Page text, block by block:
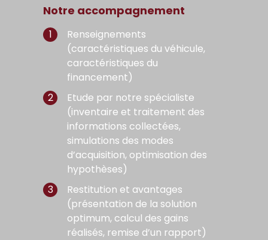
Notre accompagnement
Renseignements
(caractéristiques du véhicule,
caractéristiques du
financement)
Etude par notre spécialiste
(inventaire et traitement des
informations collectées,
simulations des modes
d’acquisition, optimisation des
hypothèses)
Restitution et avantages
(présentation de la solution
optimum, calcul des gains
réalisés, remise d’un rapport)